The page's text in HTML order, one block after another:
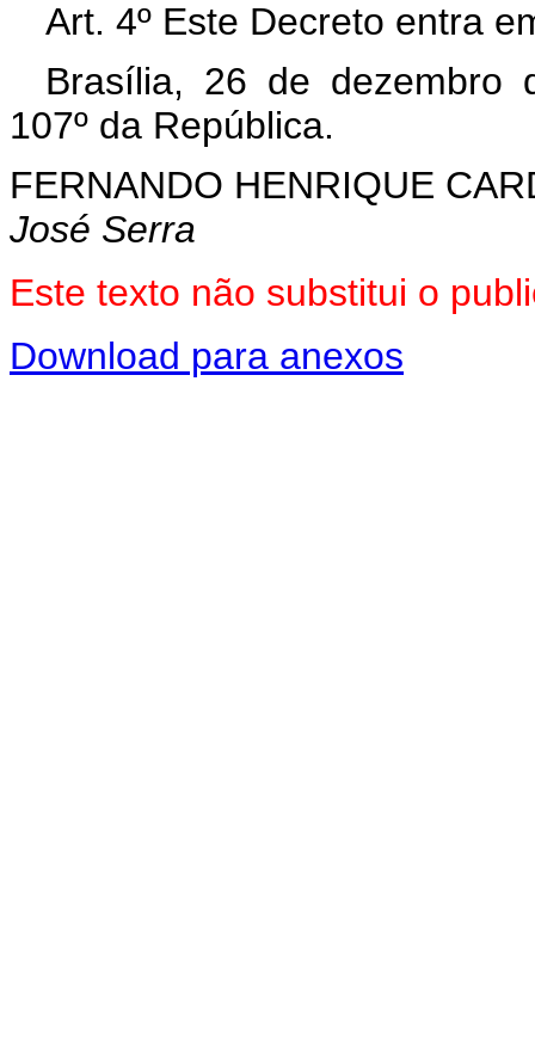
Art. 4º Este Decreto entra
Brasília, 26 de dezembro
107º da República.
FERNANDO HENRIQUE
José Serra
Este texto não substitui o
Download para anexos